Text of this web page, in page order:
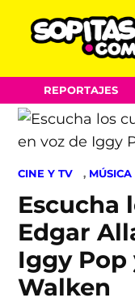
Skip
to
content
REPORTAJES
POSTED
CINE Y TV , MÚSICA
Escucha
Edgar
Iggy
Walken